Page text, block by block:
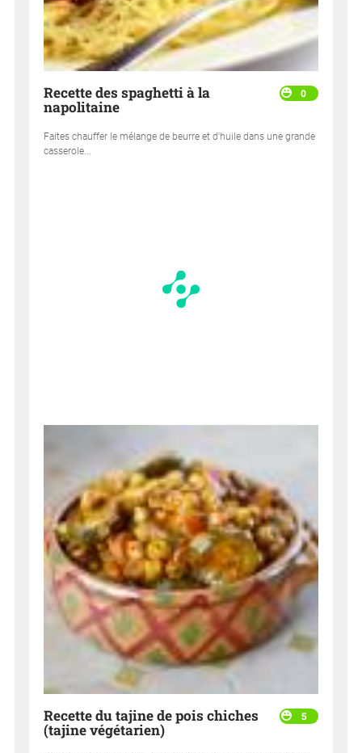
0
Recette des spaghetti à la
napolitaine
Faites chauffer le mélange de beurre et d'huile dans une grande
casserole...
5
Recette du tajine de pois chiches
(tajine végétarien)